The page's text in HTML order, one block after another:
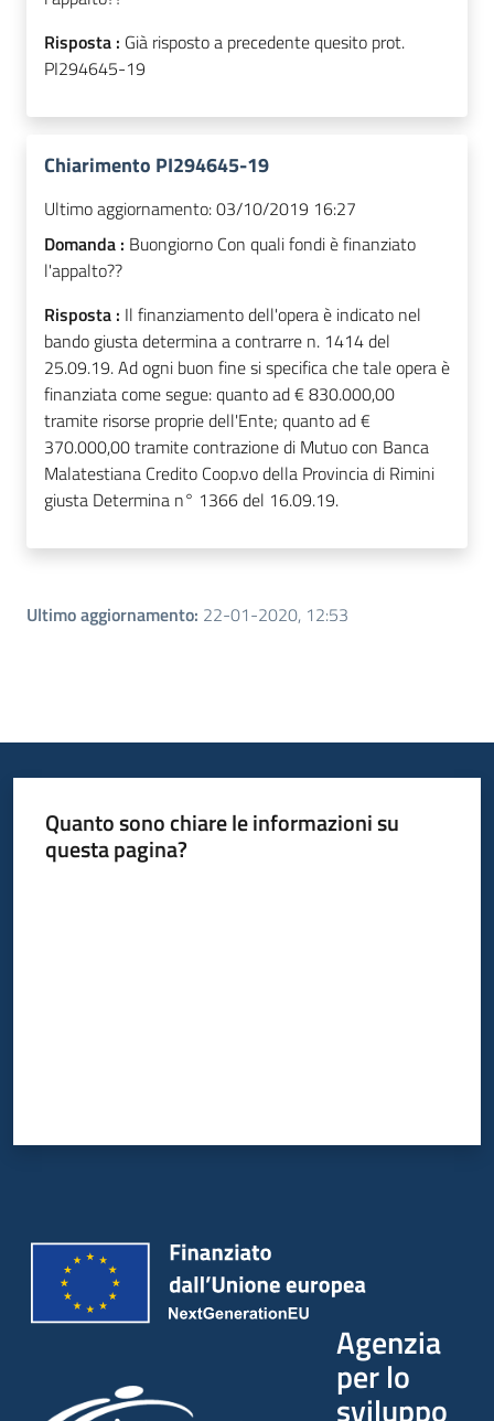
Risposta : Già risposto a precedente quesito prot.
PI294645-19
Chiarimento PI294645-19
Ultimo aggiornamento:03/10/2019 16:27
Domanda : Buongiorno Con quali fondi è finanziato
l'appalto??
Risposta : Il finanziamento dell'opera è indicato nel
bando giusta determina a contrarre n. 1414 del
25.09.19. Ad ogni buon fine si specifica che tale opera è
finanziata come segue: quanto ad € 830.000,00
tramite risorse proprie dell'Ente; quanto ad €
370.000,00 tramite contrazione di Mutuo con Banca
Malatestiana Credito Coop.vo della Provincia di Rimini
giusta Determina n° 1366 del 16.09.19.
Ultimo aggiornamento: 22-01-2020, 12:53
Quanto sono chiare le informazioni su
questa pagina?
Agenzia
per lo
sviluppo